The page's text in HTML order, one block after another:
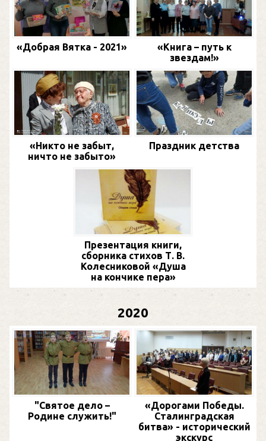
«Добрая Вятка - 2021»
«Книга – путь к
звездам!»
«Никто не забыт,
ничто не забыто»
Праздник детства
Презентация книги,
сборника стихов Т. В.
Колесниковой «Душа
на кончике пера»
2020
"Святое дело –
Родине служить!"
«Дорогами Победы.
Сталинградская
битва» - исторический
экскурс